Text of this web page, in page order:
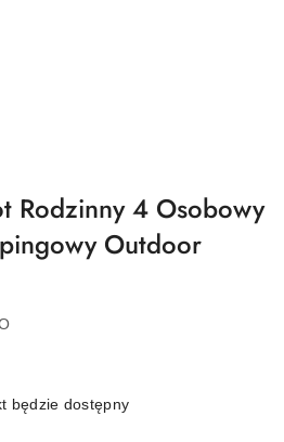
Rodzinny 4 Osobowy
Outdoor
będzie dostępny